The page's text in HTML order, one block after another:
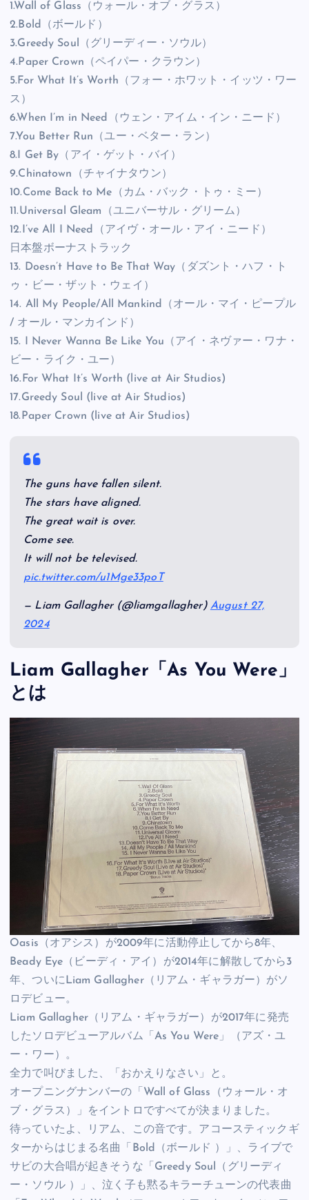
1.Wall of Glass（ウォール・オブ・グラス）
2.Bold（ボールド）
3.Greedy Soul（グリーディー・ソウル）
4.Paper Crown（ペイパー・クラウン）
5.For What It’s Worth（フォー・ホワット・イッツ・ワー
ス）
6.When I’m in Need（ウェン・アイム・イン・ニード）
7.You Better Run（ユー・ベター・ラン）
8.I Get By（アイ・ゲット・バイ）
9.Chinatown（チャイナタウン）
10.Come Back to Me（カム・バック・トゥ・ミー）
11.Universal Gleam（ユニバーサル・グリーム）
12.I’ve All I Need（アイヴ・オール・アイ・ニード）
日本盤ボーナストラック
13. Doesn’t Have to Be That Way（ダズント・ハフ・ト
ゥ・ビー・ザット・ウェイ）
14. All My People/All Mankind（オール・マイ・ピープル
/ オール・マンカインド）
15. I Never Wanna Be Like You（アイ・ネヴァー・ワナ・
ビー・ライク・ユー）
16.For What It’s Worth (live at Air Studios)
17.Greedy Soul (live at Air Studios)
18.Paper Crown (live at Air Studios)
The guns have fallen silent.
The stars have aligned.
The great wait is over.
Come see.
It will not be televised.
pic.twitter.com/u1Mge33poT
— Liam Gallagher (@liamgallagher) August 27,
2024
Liam Gallagher「As You Were」
とは
Oasis（オアシス）が2009年に活動停止してから8年、
Beady Eye（ビーディ・アイ）が2014年に解散してから3
年、ついにLiam Gallagher（リアム・ギャラガー）がソ
ロデビュー。
Liam Gallagher（リアム・ギャラガー）が2017年に発売
したソロデビューアルバム「As You Were」（アズ・ユ
ー・ワー）。
全力で叫びました、「おかえりなさい」と。
オープニングナンバーの「Wall of Glass（ウォール・オ
ブ・グラス）」をイントロですべてが決まりました。
待っていたよ、リアム、この音です。アコースティックギ
ターからはじまる名曲「Bold（ボールド ）」、ライブで
サビの大合唱が起きそうな「Greedy Soul（グリーディ
ー・ソウル ）」、泣く子も黙るキラーチューンの代表曲